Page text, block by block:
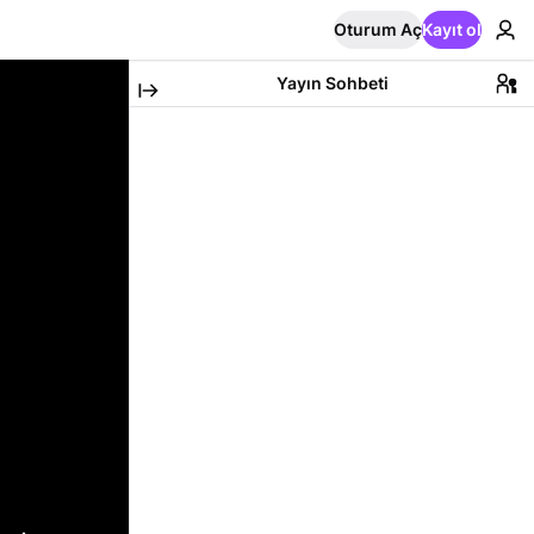
Oturum AçKayıt ol
Yayın Sohbeti